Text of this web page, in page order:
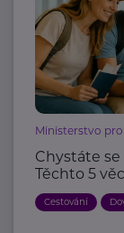
Ministerstvo
Chystáte
Těchto 5
Cestování